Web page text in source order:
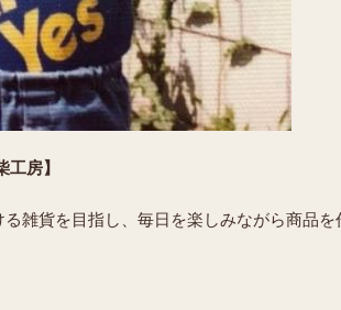
工房】
雑貨を目指し、毎日を楽しみながら商品を